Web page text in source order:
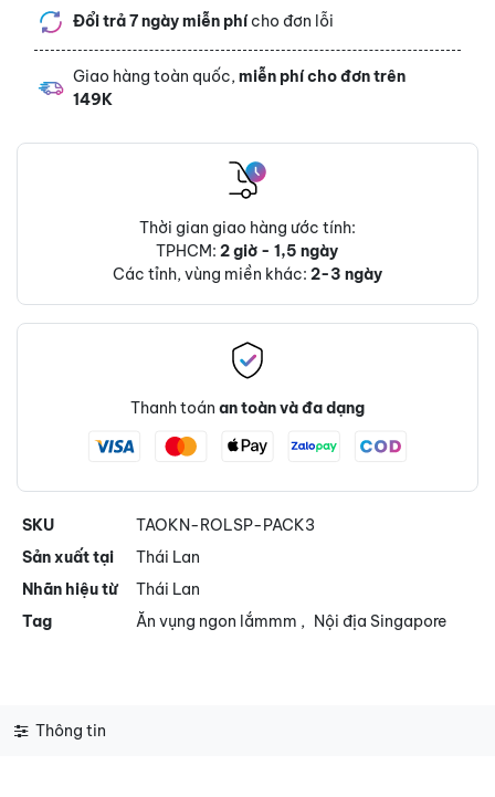
Đổi trả 7 ngày miễn phícho đơn lỗi
Giao hàng toàn quốc,miễn phí cho đơn trên
149K
Thời gian giao hàng ước tính:
TPHCM:2 giờ - 1,5 ngày
Các tỉnh, vùng miền khác: 2-3 ngày
Thanh toán an toàn và đa dạng
SKU
TAOKN-ROLSP-PACK3
Sản xuất tại
Thái Lan
Nhãn hiệu từ
Thái Lan
Tag
Ăn vụng ngon lắmmm , Nội địa Singapore
Thông tin